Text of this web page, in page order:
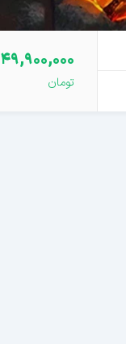
49,900,000